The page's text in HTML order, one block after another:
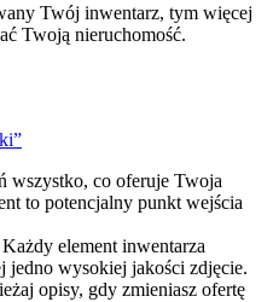
Twój inwentarz, tym więcej
Twoją nieruchomość.
co oferuje Twoja
to potencjalny punkt wejścia
element inwentarza
jedno wysokiej jakości zdjęcie.
opisy, gdy zmieniasz ofertę